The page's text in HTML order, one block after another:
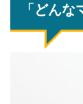
「どん